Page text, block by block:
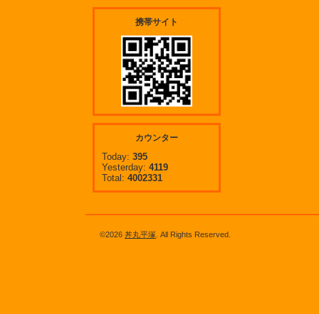
携帯サイト
カウンター
Today: 395
Yesterday: 4119
Total: 4002331
©2026 丼丸平塚 . All Rights Reserved.